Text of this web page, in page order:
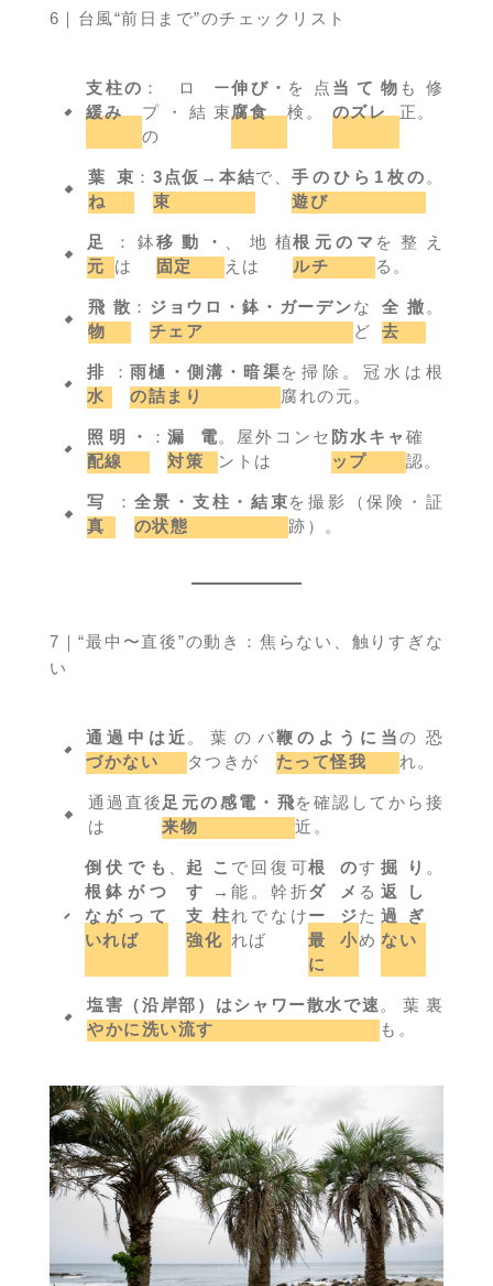
6｜台風“前日まで”のチェックリスト
支柱の
緩み
：ロー
プ・結束
の
伸び・
腐食
を点
検。
当て物
のズレ
も修
正。
葉束
ね
： 3点仮→本結
束
で、手のひら1枚の
遊び
。
足
元
：鉢
は
移動・
固定
、地植
えは
根元のマ
ルチ
を整え
る。
飛散
物
： ジョウロ・鉢・ガーデン
チェア
な
ど
全撤
去
。
排
水
：雨樋・側溝・暗渠
の詰まり
を掃除。冠水は根
腐れの元。
照明・
配線
：漏電
対策
。屋外コンセ
ントは
防水キャ
ップ
確
認。
写
真
： 全景・支柱・結束
の状態
を撮影（保険・証
跡）。
7｜“最中〜直後”の動き：焦らない、触りすぎな
い
通過中は近
づかない
。葉のバ
タつきが
鞭のように当
たって怪我
の恐
れ。
通過直後
は
足元の感電・飛
来物
を確認してから接
近。
倒伏でも
根鉢がつ
ながって
いれば
起こ
す→
支柱
強化
で回復可
能。幹折
れでなけ
れば
根の
ダメ
ージ
最小
に
す
る
た
め
掘り
返し
過ぎ
ない
。
塩害（沿岸部）はシャワー散水で速
やかに洗い流す
。葉裏
も。